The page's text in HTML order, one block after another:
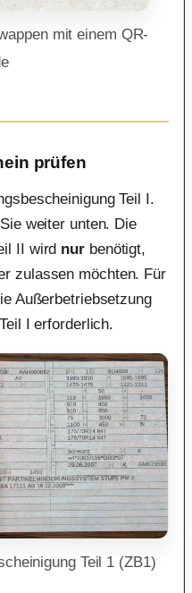
mit einem QR-
prüfen
Teil I.
weiter unten. Die
II wird nur benötigt,
zulassen möchten. Für
Außerbetriebsetzung
I erforderlich.
Teil 1 (ZB1)